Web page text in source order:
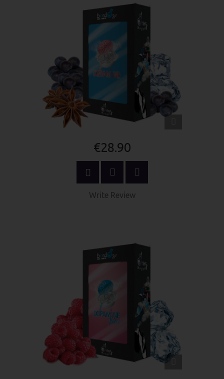
€28.90
Write Review
QUICK